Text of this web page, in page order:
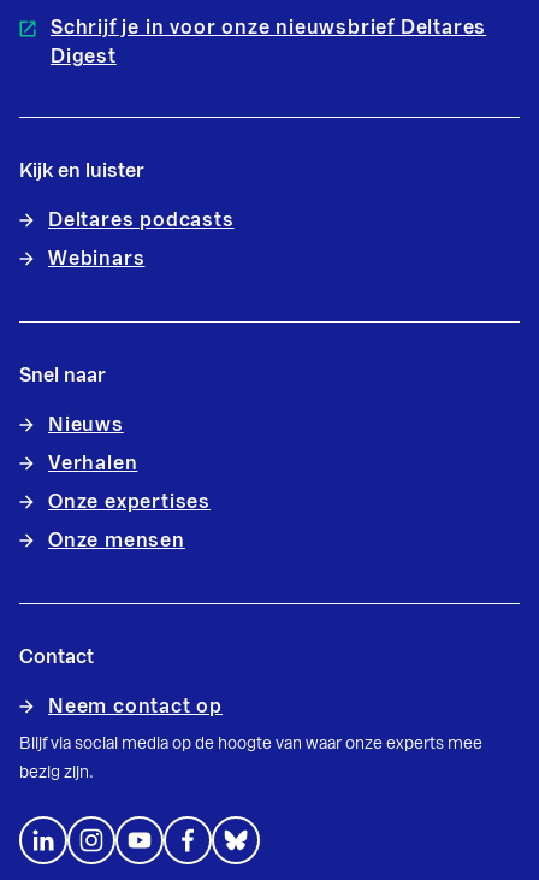
Schrijf je in voor onze nieuwsbrief Deltares
Digest
Kijk en luister
Deltares podcasts
Webinars
Snel naar
Nieuws
Verhalen
Onze expertises
Onze mensen
Contact
Neem contact op
Blijf via social media op de hoogte van waar onze experts mee
bezig zijn.